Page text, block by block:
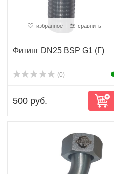
избранное сравнить
Фитинг DN25 BSP G1 (Г)
(0)
500 руб.